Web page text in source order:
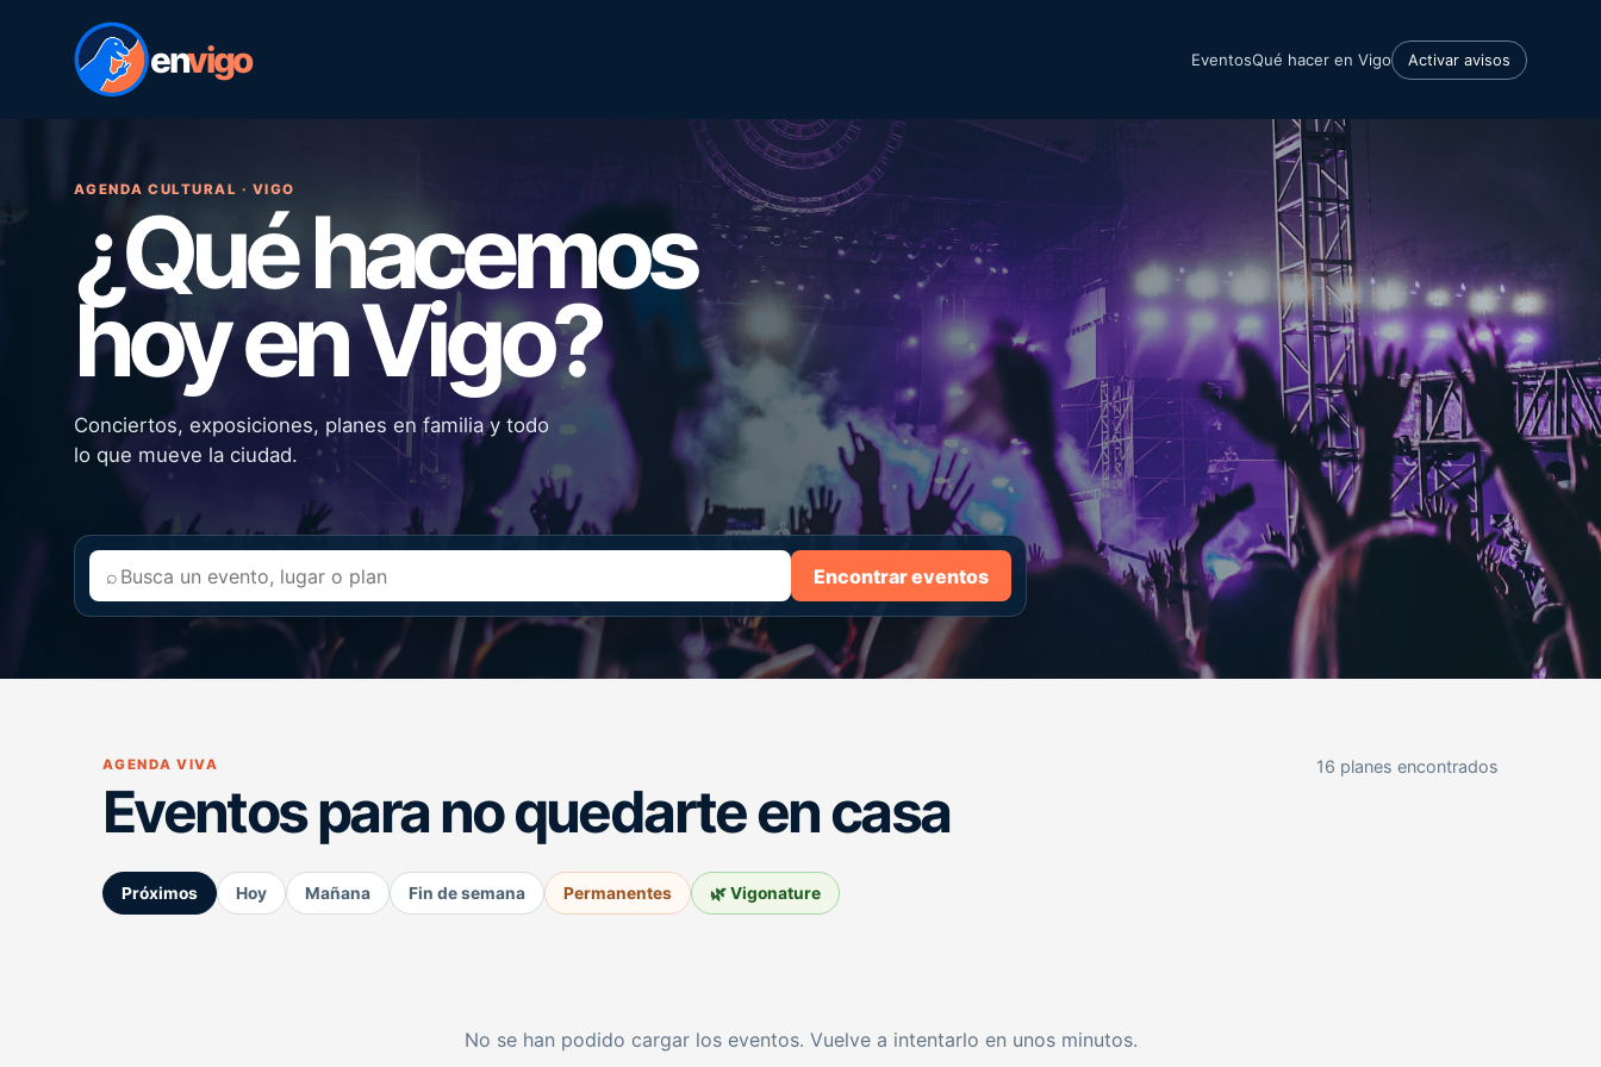
envigo EventosQué hacer en Vigo Activar avisos
AGENDA CULTURAL · VIGO
¿Qué hacemos
hoy en Vigo?
Conciertos, exposiciones, planes en familia y todo
lo que mueve la ciudad.
⌕ Encontrar eventos
AGENDA VIVA
Eventos para no quedarte en casa
16 planes encontrados
Próximos Hoy Mañana Fin de semana Permanentes 🌿 Vigonature
No se han podido cargar los eventos. Vuelve a intentarlo en unos minutos.